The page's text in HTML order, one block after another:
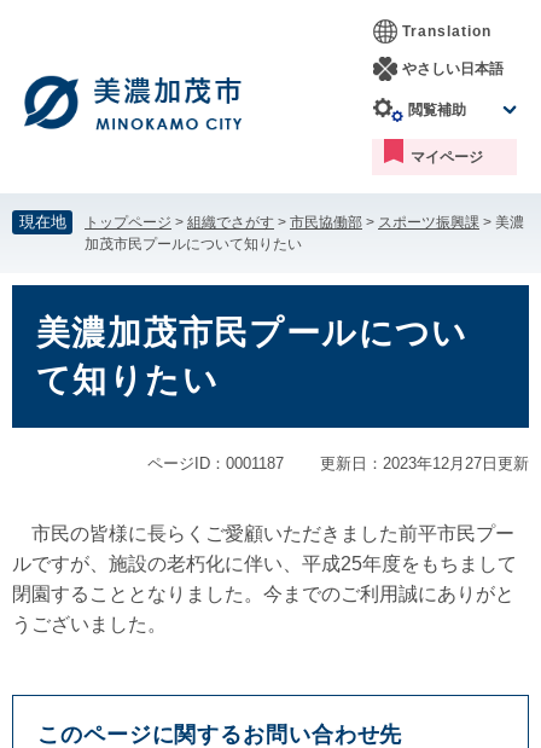
す。
し
て
本
へ
Translation
やさしい日本語
閲覧補助
マイページ
現在地 トップページ > 組織でさがす > 市民協働部 > スポーツ振興課 > 美濃
加茂市民プールについて知りたい
美濃加茂市民プールについ
て知りたい
ページID：0001187 更新日：2023年12月27日更新
市民の皆様に長らくご愛顧いただきました前平市民プー
ルですが、施設の老朽化に伴い、平成25年度をもちまして
閉園することとなりました。今までのご利用誠にありがと
うございました。
このページに関するお問い合わせ先